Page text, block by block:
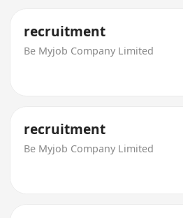
recruitment
Be Myjob Company Limited
recruitment
Be Myjob Company Limited